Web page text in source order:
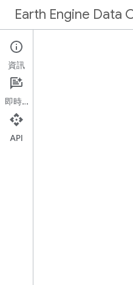
Earth Engine Data
資訊
即時通訊
API